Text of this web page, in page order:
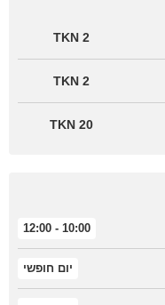
2 TKN
2 TKN
20 TKN
10:00 - 12:00
יום חופשי